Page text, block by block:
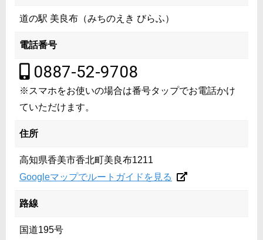
道の駅 美良布（みちのえき びらふ）
電話番号
0887-52-9708
※スマホをお使いの場合は番号タップでお電話かけ
ていただけます。
住所
高知県香美市香北町美良布1211
Googleマップでルートガイドを見る
路線
国道195号